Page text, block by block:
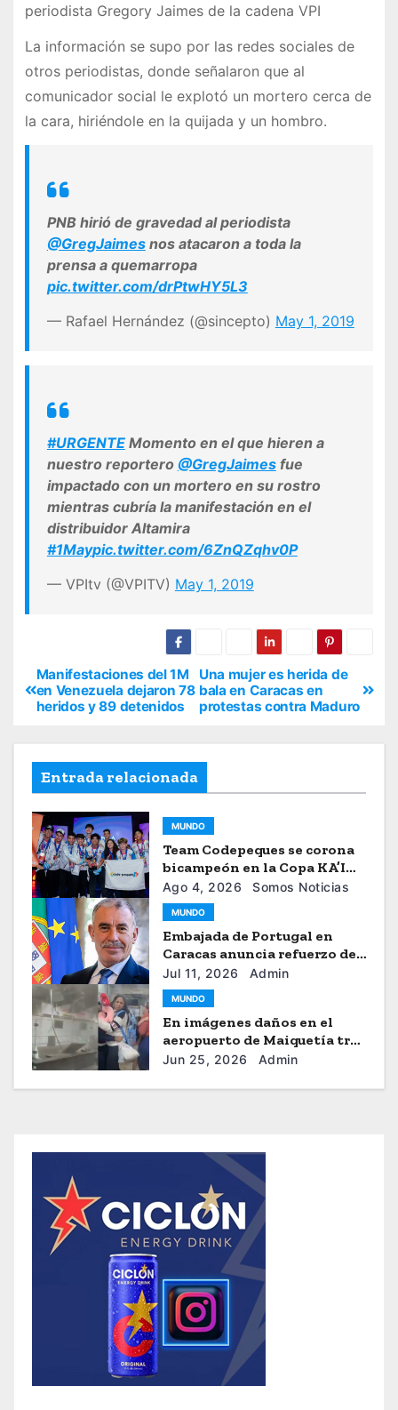
periodista Gregory Jaimes de la cadena VPI
La información se supo por las redes sociales de
otros periodistas, donde señalaron que al
comunicador social le explotó un mortero cerca de
la cara, hiriéndole en la quijada y un hombro.
PNB hirió de gravedad al periodista
@GregJaimesnos atacaron a toda la
prensa a quemarropa
pic.twitter.com/drPtwHY5L3
— Rafael Hernández (@sincepto) May 1, 2019
#URGENTEMomento en el que hieren a
nuestro reportero @GregJaimesfue
impactado con un mortero en su rostro
mientras cubría la manifestación en el
distribuidor Altamira
#1Maypic.twitter.com/6ZnQZqhv0P
— VPItv (@VPITV) May 1, 2019
Una mujer es herida de
bala en Caracas en
protestas contra Maduro
Manifestaciones del 1M
en Venezuela dejaron 78
heridos y 89 detenidos
Entrada relacionada
MUNDO
Team Codepeques se corona
bicampeón en la Copa KA’I
2026
Ago 4, 2026 Somos Noticias
MUNDO
Embajada de Portugal en
Caracas anuncia refuerzo de
ayuda humanitaria
Jul 11, 2026 Admin
MUNDO
En imágenes daños en el
aeropuerto de Maiquetía tras
los sismos
Jun 25, 2026 Admin